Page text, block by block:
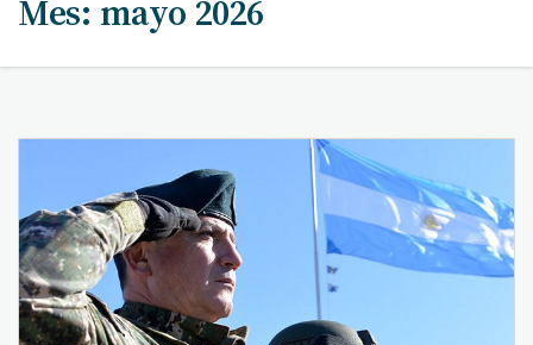
Mes: mayo 2026